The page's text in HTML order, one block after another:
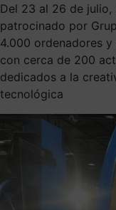
Del 23 al 26 de
patrocinado por
4.000 ordenadores
con cerca de 200
dedicados a la
tecnológica